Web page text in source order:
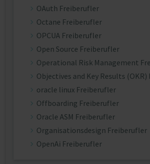
OAuth Freiberufler
Octane Freiberufler
OPCUA Freiberufler
Open Source Freiberufler
Operational Risk Management
Objectives and Key Results
oracle linux Freiberufler
Offboarding Freiberufler
Oracle ASM Freiberufler
Organisationsdesign Freiberufler
OpenAi Freiberufler